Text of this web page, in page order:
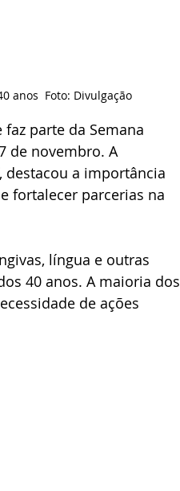
anos  Foto: Divulgação
faz parte da Semana
de novembro. A
destacou a importância
fortalecer parcerias na
língua e outras
40 anos. A maioria dos
de ações